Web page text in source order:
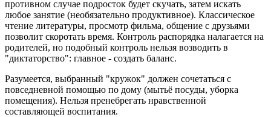
противном случае подросток будет скучать, затем искать
любое занятие (необязательно продуктивное). Классическое
чтение литературы, просмотр фильма, общение с друзьями
позволит скоротать время. Контроль распорядка налагается на
родителей, но подобный контроль нельзя возводить в
"диктаторство": главное - создать баланс.
Разумеется, выбранный "кружок" должен сочетаться с
повседневной помощью по дому (мытьё посуды, уборка
помещения). Нельзя пренебрегать нравственной
составляющей воспитания.